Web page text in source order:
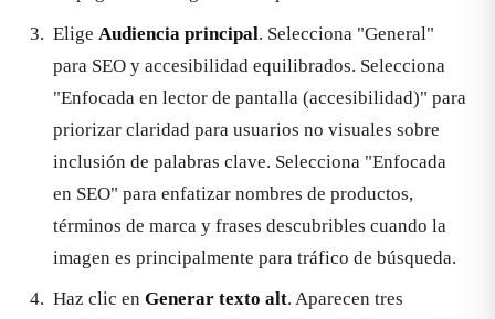
Elige Audiencia principal. Selecciona "General"
para SEO y accesibilidad equilibrados. Selecciona
"Enfocada en lector de pantalla (accesibilidad)" para
priorizar claridad para usuarios no visuales sobre
inclusión de palabras clave. Selecciona "Enfocada
en SEO" para enfatizar nombres de productos,
términos de marca y frases descubribles cuando la
imagen es principalmente para tráfico de búsqueda.
Haz clic en Generar texto alt. Aparecen tres